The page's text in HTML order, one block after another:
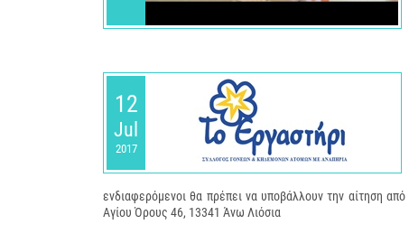
12
Jul
2017
ενδιαφερόμενοι θα πρέπει να υποβάλλουν την αίτηση από
Αγίου Όρους 46, 13341 Άνω Λιόσια